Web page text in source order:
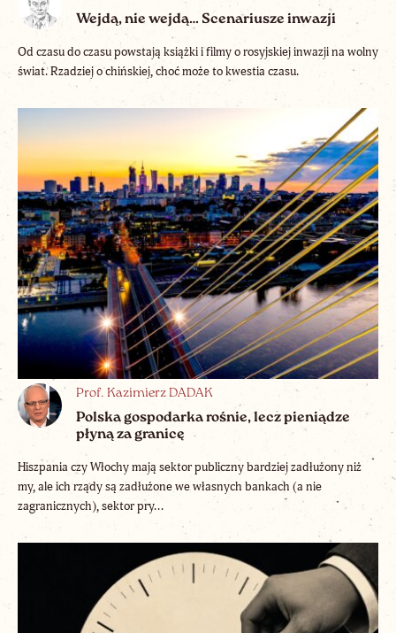
Wejdą, nie wejdą… Scenariusze inwazji
Od czasu do czasu powstają książki i filmy o rosyjskiej inwazji na wolny
świat. Rzadziej o chińskiej, choć może to kwestia czasu.
Prof. Kazimierz DADAK
Polska gospodarka rośnie, lecz pieniądze
płyną za granicę
Hiszpania czy Włochy mają sektor publiczny bardziej zadłużony niż
my, ale ich rządy są zadłużone we własnych bankach (a nie
zagranicznych), sektor pry...